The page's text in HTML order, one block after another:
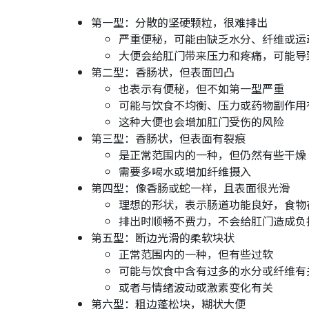
第一型：分散的坚硬颗粒，很难排出
严重便秘，可能由缺乏水分、纤维或
大便会给肛门带来压力和疼痛，可能
第二型：香肠状，但表面凹凸
也表示有便秘，但不如第一型严重
可能与饮食不均衡、压力或药物副作
这种大便也会增加肛门受伤的风险
第三型：香肠状，但表面有裂痕
是正常范围内的一种，但仍然有些干燥
需要多喝水或增加纤维摄入
第四型：像香肠或蛇一样，且表面很光滑
理想的形状，表示肠道功能良好，食
排出时顺畅不费力，不会给肛门造成
第五型：断边光滑的柔软块状
正常范围内的一种，但有些过软
可能与饮食中含有过多的水分或纤维
或者与情绪波动或激素变化有关
第六型：粗边蓬松块，糊状大便